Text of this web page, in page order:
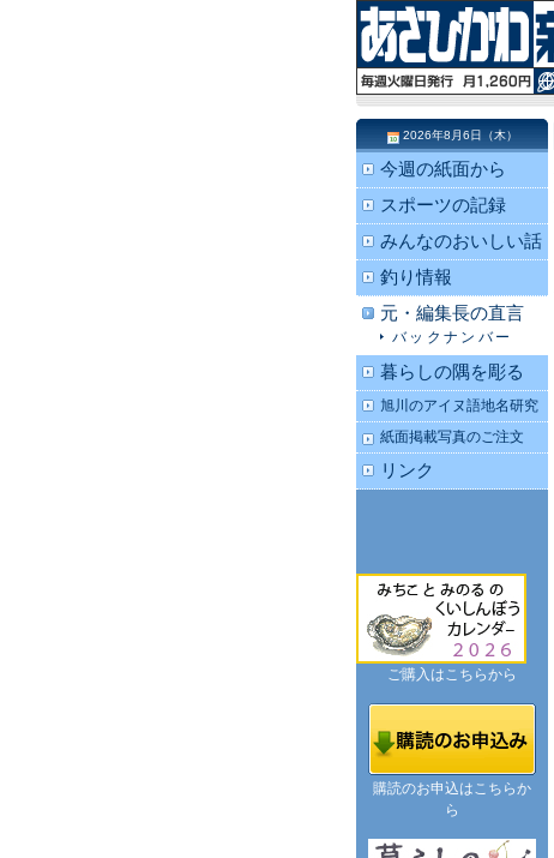
2026年8月6日（木）
今週の紙面から
スポーツの記録
みんなのおいしい話
釣り情報
元・編集長の直言
バックナンバー
暮らしの隅を彫る
旭川のアイヌ語地名研究
紙面掲載写真のご注文
リンク
ご購入はこちらから
購読のお申込はこちらか
ら